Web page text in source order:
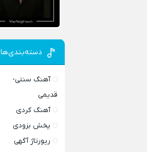
دسته‌بندی‌ها
آهنگ سنتی-
قدیمی
آهنگ کردی
پخش بزودی
رپورتاژ آگهی